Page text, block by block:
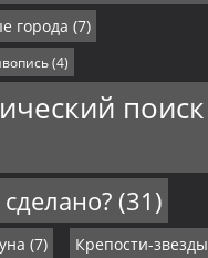
города (7)
(4)
поиск
(31)
(7) Крепости-звезды